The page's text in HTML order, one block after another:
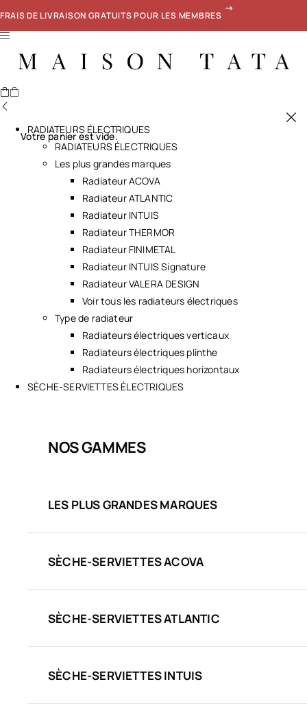
FRAIS DE LIVRAISON GRATUITS POUR LES MEMBRES
Votre panier est vide.
RADIATEURS ÉLECTRIQUES
RADIATEURS ÉLECTRIQUES
Les plus grandes marques
Radiateur ACOVA
Radiateur ATLANTIC
Radiateur INTUIS
Radiateur THERMOR
Radiateur FINIMETAL
Radiateur INTUIS Signature
Radiateur VALERA DESIGN
Voir tous les radiateurs électriques
Type de radiateur
Radiateurs électriques verticaux
Radiateurs électriques plinthe
Radiateurs électriques horizontaux
SÈCHE-SERVIETTES ÉLECTRIQUES
NOS GAMMES
LES PLUS GRANDES MARQUES
SÈCHE-SERVIETTES ACOVA
SÈCHE-SERVIETTES ATLANTIC
SÈCHE-SERVIETTES INTUIS